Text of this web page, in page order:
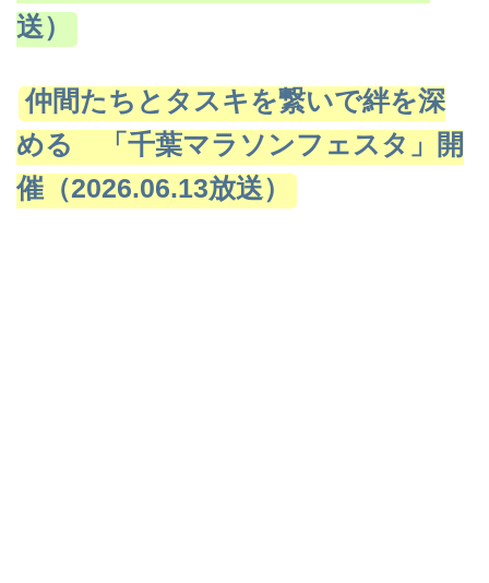
送）
仲間たちとタスキを繋いで絆を深
める 「千葉マラソンフェスタ」開
催（2026.06.13放送）